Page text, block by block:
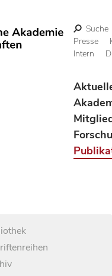
Suche
Presse
Intern